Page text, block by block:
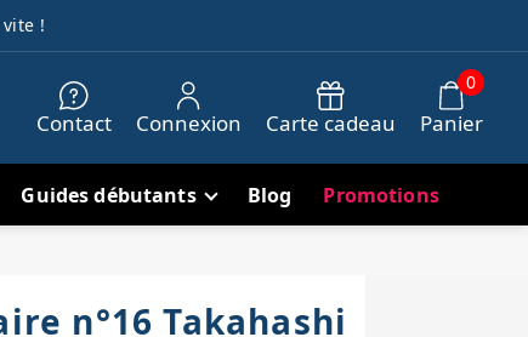
!
Contact Connexion Carte cadeau Panier
0
Guides débutants Blog Promotions
n°16 Takahashi